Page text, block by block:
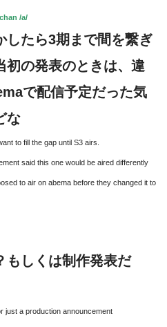
/a/
したら3期まで間を繋ぎ
初の発表のときは、違
で配信予定だった気
な
to fill the gap until S3 airs.
said this one would be aired differently
to air on abema before they changed it to
もしくは制作発表だ
just a production announcement